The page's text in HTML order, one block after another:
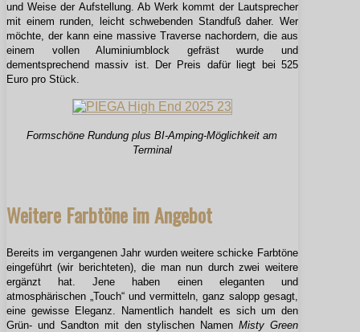
und Weise der Aufstellung. Ab Werk kommt der Lautsprecher
mit einem runden, leicht schwebenden Standfuß daher. Wer
möchte, der kann eine massive Traverse nachordern, die aus
einem vollen Aluminiumblock gefräst wurde und
dementsprechend massiv ist. Der Preis dafür liegt bei 525
Euro pro Stück.
Formschöne Rundung plus BI-Amping-Möglichkeit am
Terminal
Weitere Farbtöne im Angebot
Bereits im vergangenen Jahr wurden weitere schicke Farbtöne
eingeführt (wir berichteten), die man nun durch zwei weitere
ergänzt hat. Jene haben einen eleganten und
atmosphärischen „Touch“ und vermitteln, ganz salopp gesagt,
eine gewisse Eleganz. Namentlich handelt es sich um den
Grün- und Sandton mit den stylischen Namen Misty Green